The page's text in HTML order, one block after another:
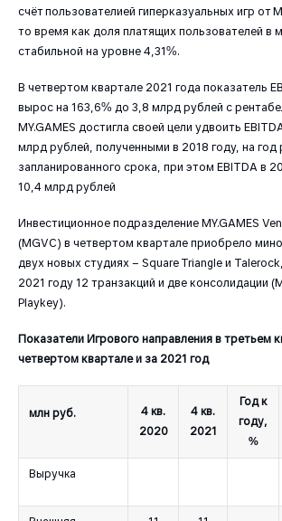
счёт пользователией гиперказуальных игр от
то время как доля платящих пользователей в
стабильной на уровне 4,31%.
В четвертом квартале 2021 года показатель
вырос на 163,6% до 3,8 млрд рублей с
MY.GAMES достигла своей цели удвоить
млрд рублей, полученными в 2018 году, на год
запланированного срока, при этом EBITDA в
10,4 млрд рублей
Инвестиционное подразделение MY.GAMES
(MGVC) в четвертом квартале приобрело
двух новых студиях – Square Triangle и
2021 году 12 транзакций и две консолидации
Playkey).
Показатели Игрового направления в третьем
четвертом квартале и за 2021 год
млн руб.
4 кв.
2020
4 кв.
2021
Год к
году,
%
Выручка